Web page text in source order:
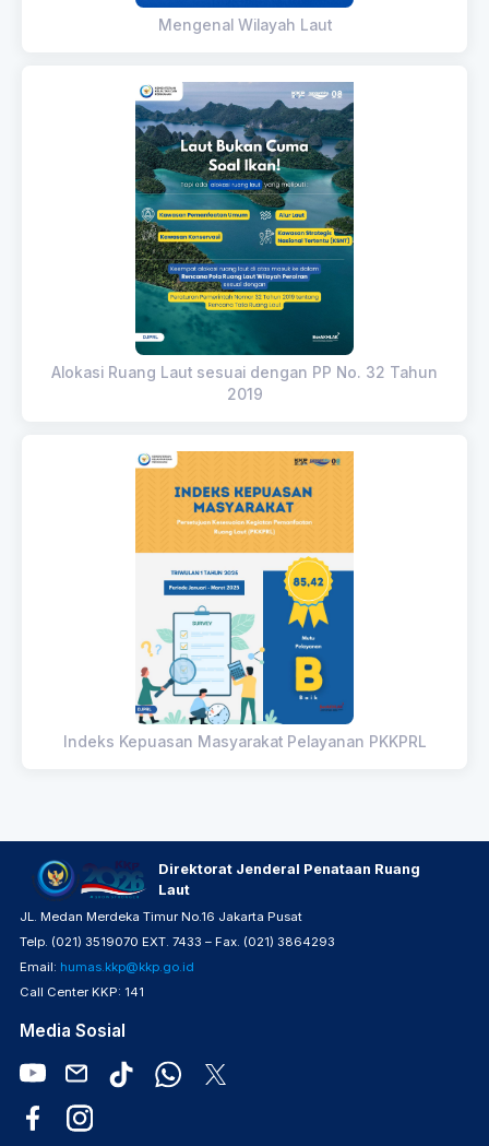
Mengenal Wilayah Laut
Alokasi Ruang Laut sesuai dengan PP No. 32 Tahun
2019
Indeks Kepuasan Masyarakat Pelayanan PKKPRL
Direktorat Jenderal Penataan Ruang
Laut
JL. Medan Merdeka Timur No.16 Jakarta Pusat
Telp. (021) 3519070 EXT. 7433 – Fax. (021) 3864293
Email: humas.kkp@kkp.go.id
Call Center KKP: 141
Media Sosial